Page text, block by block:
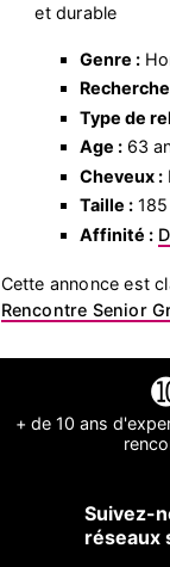
et durable
Genre :
Type de
Age :63
Cheveux :
Taille :185
Affinité :
Cette annonce est
Rencontre Senior
+ de 10 ans
Suivez-
réseaux